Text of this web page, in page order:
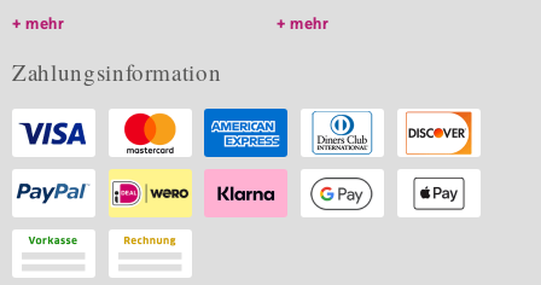
mehr
mehr
Zahlungsinformation